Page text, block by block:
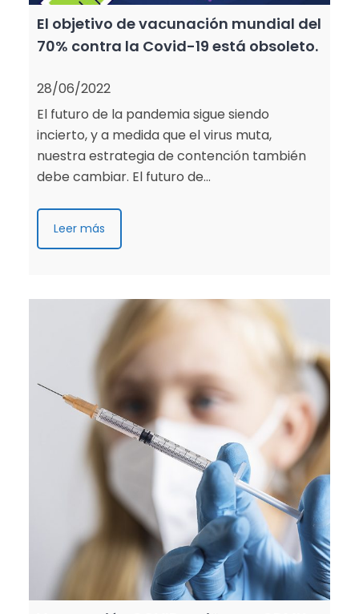
El objetivo de vacunación mundial del
70% contra la Covid-19 está obsoleto.
28/06/2022
El futuro de la pandemia sigue siendo
incierto, y a medida que el virus muta,
nuestra estrategia de contención también
debe cambiar. El futuro de…
Leer más